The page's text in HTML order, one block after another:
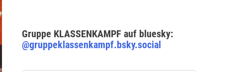
Gruppe KLASSENKAMPF auf bluesky:
@gruppeklassenkampf.bsky.social